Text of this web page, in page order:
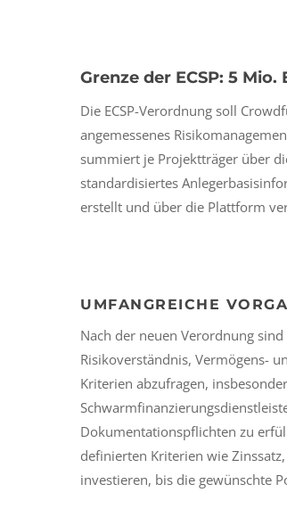
Grenze der ECSP: 5
Die ECSP-Verordnung soll
angemessenes
summiert je Projektträger über
standardisiertes
erstellt und über die Plattform
UMFANGREICHE
Nach der neuen Verordnung
Risikoverständnis, Vermögens-
Kriterien abzufragen,
Dokumentationspflichten zu
definierten Kriterien wie
investieren, bis die gewünschte